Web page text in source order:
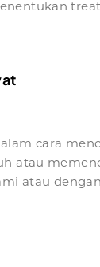
cara
atau
atau